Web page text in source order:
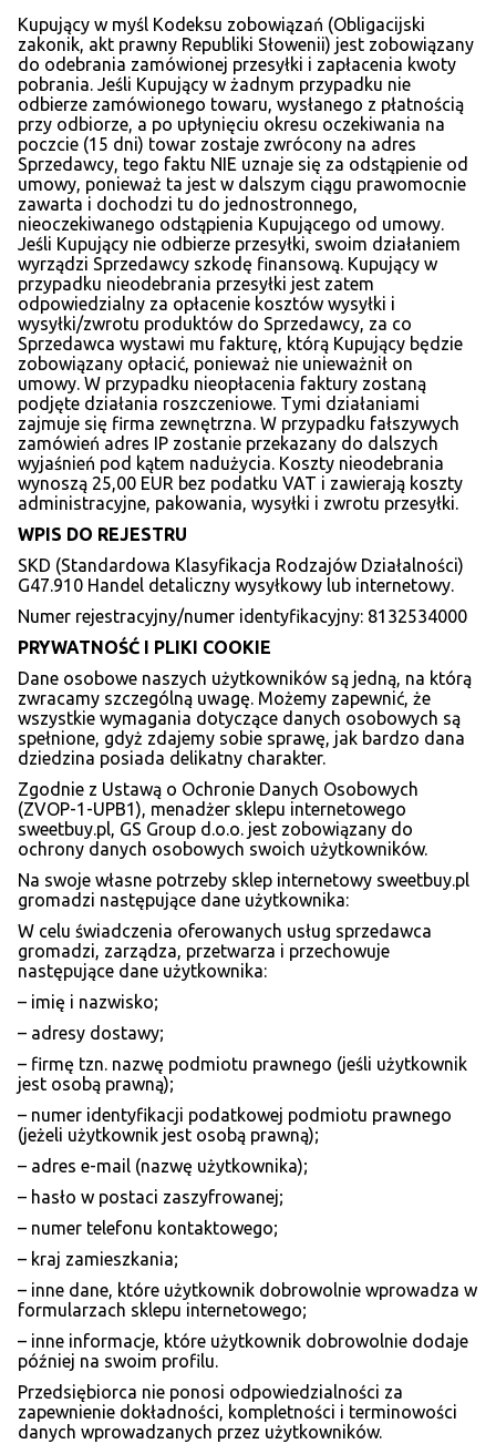
Kupujący w myśl Kodeksu zobowiązań (Obligacijski
zakonik, akt prawny Republiki Słowenii) jest zobowiązany
do odebrania zamówionej przesyłki i zapłacenia kwoty
pobrania. Jeśli Kupujący w żadnym przypadku nie
odbierze zamówionego towaru, wysłanego z płatnością
przy odbiorze, a po upłynięciu okresu oczekiwania na
poczcie (15 dni) towar zostaje zwrócony na adres
Sprzedawcy, tego faktu NIE uznaje się za odstąpienie od
umowy, ponieważ ta jest w dalszym ciągu prawomocnie
zawarta i dochodzi tu do jednostronnego,
nieoczekiwanego odstąpienia Kupującego od umowy.
Jeśli Kupujący nie odbierze przesyłki, swoim działaniem
wyrządzi Sprzedawcy szkodę finansową. Kupujący w
przypadku nieodebrania przesyłki jest zatem
odpowiedzialny za opłacenie kosztów wysyłki i
wysyłki/zwrotu produktów do Sprzedawcy, za co
Sprzedawca wystawi mu fakturę, którą Kupujący będzie
zobowiązany opłacić, ponieważ nie unieważnił on
umowy. W przypadku nieopłacenia faktury zostaną
podjęte działania roszczeniowe. Tymi działaniami
zajmuje się firma zewnętrzna. W przypadku fałszywych
zamówień adres IP zostanie przekazany do dalszych
wyjaśnień pod kątem nadużycia. Koszty nieodebrania
wynoszą 25,00 EUR bez podatku VAT i zawierają koszty
administracyjne, pakowania, wysyłki i zwrotu przesyłki.
WPIS DO REJESTRU
SKD (Standardowa Klasyfikacja Rodzajów Działalności)
G47.910 Handel detaliczny wysyłkowy lub internetowy.
Numer rejestracyjny/numer identyfikacyjny: 8132534000
PRYWATNOŚĆ I PLIKI COOKIE
Dane osobowe naszych użytkowników są jedną, na którą
zwracamy szczególną uwagę. Możemy zapewnić, że
wszystkie wymagania dotyczące danych osobowych są
spełnione, gdyż zdajemy sobie sprawę, jak bardzo dana
dziedzina posiada delikatny charakter.
Zgodnie z Ustawą o Ochronie Danych Osobowych
(ZVOP-1-UPB1), menadżer sklepu internetowego
sweetbuy.pl, GS Group d.o.o. jest zobowiązany do
ochrony danych osobowych swoich użytkowników.
Na swoje własne potrzeby sklep internetowy sweetbuy.pl
gromadzi następujące dane użytkownika:
W celu świadczenia oferowanych usług sprzedawca
gromadzi, zarządza, przetwarza i przechowuje
następujące dane użytkownika:
– imię i nazwisko;
– adresy dostawy;
– firmę tzn. nazwę podmiotu prawnego (jeśli użytkownik
jest osobą prawną);
– numer identyfikacji podatkowej podmiotu prawnego
(jeżeli użytkownik jest osobą prawną);
– adres e-mail (nazwę użytkownika);
– hasło w postaci zaszyfrowanej;
– numer telefonu kontaktowego;
– kraj zamieszkania;
– inne dane, które użytkownik dobrowolnie wprowadza w
formularzach sklepu internetowego;
– inne informacje, które użytkownik dobrowolnie dodaje
później na swoim profilu.
Przedsiębiorca nie ponosi odpowiedzialności za
zapewnienie dokładności, kompletności i terminowości
danych wprowadzanych przez użytkowników.